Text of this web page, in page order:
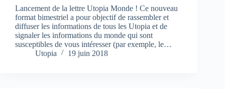
Lancement de la lettre Utopia Monde ! Ce nouveau
format bimestriel a pour objectif de rassembler et
diffuser les informations de tous les Utopia et de
signaler les informations du monde qui sont
susceptibles de vous intéresser (par exemple, le…
Utopia
19 juin 2018